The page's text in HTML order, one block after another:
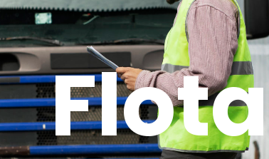
Flota